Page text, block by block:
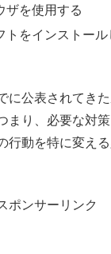
ザを使用する
トをインストー
に公表されてき
まり、必要な対
行動を特に変え
ポンサーリンク